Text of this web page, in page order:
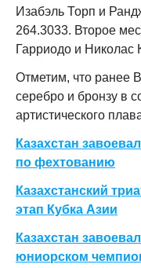
Изабэль Торп и
264.3033. Второе
Гарриодо и Николас
Отметим, что ранее
серебро и бронзу в
артистического
Казахстан
по фехтованию
Казахстанский
этап Кубка Азии
Казахстан
юниорском